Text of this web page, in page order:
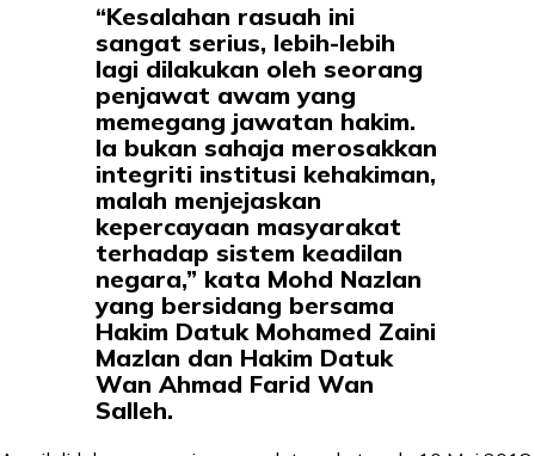
“Kesalahan rasuah ini
sangat serius, lebih-lebih
lagi dilakukan oleh seorang
penjawat awam yang
memegang jawatan hakim.
Ia bukan sahaja merosakkan
integriti institusi kehakiman,
malah menjejaskan
kepercayaan masyarakat
terhadap sistem keadilan
negara,” kata Mohd Nazlan
yang bersidang bersama
Hakim Datuk Mohamed Zaini
Mazlan dan Hakim Datuk
Wan Ahmad Farid Wan
Salleh.